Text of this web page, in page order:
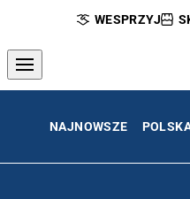
WESPRZYJ
NAJNOWSZE